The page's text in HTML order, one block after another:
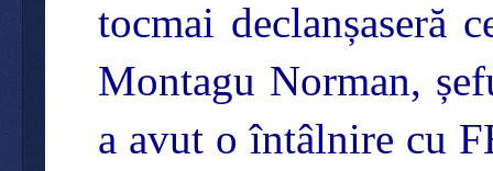
tocmai declanșaseră
Montagu Norman,
a avut o întâlnire cu